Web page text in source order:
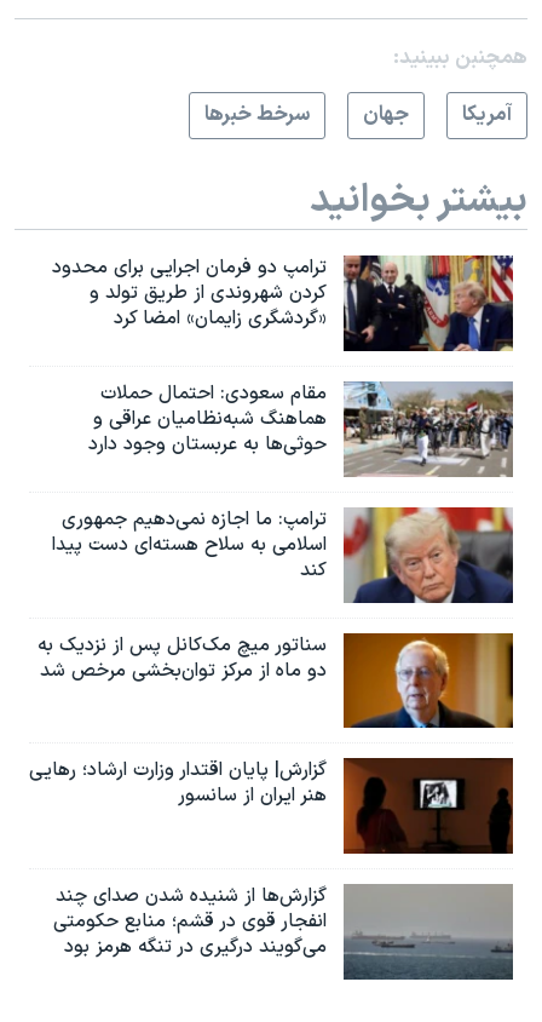
همچنبن ببینید:
آمريکا
جهان سرخط خبرها
بیشتر بخوانید
ترامپ دو فرمان اجرایی برای محدود
کردن شهروندی از طریق تولد و
«گردشگری زایمان» امضا کرد
مقام سعودی: احتمال حملات
هماهنگ شبه‌نظامیان عراقی و
حوثی‌ها به عربستان وجود دارد
ترامپ: ما اجازه نمی‌دهیم جمهوری
اسلامی به سلاح هسته‌ای دست پیدا
کند
سناتور میچ مک‌کانل پس از نزدیک به
دو ماه از مرکز توان‌بخشی مرخص شد
گزارش| پایان اقتدار وزارت ارشاد؛ رهایی
هنر ایران از سانسور
گزارش‌ها از شنیده شدن صدای چند
انفجار قوی در قشم؛ منابع حکومتی
می‌گویند درگیری در تنگه هرمز بود